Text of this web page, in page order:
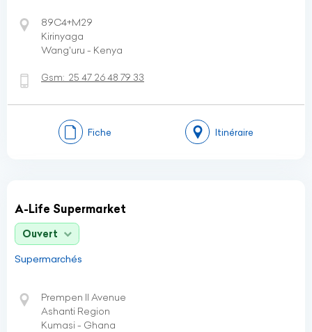
89C4+M29
Kirinyaga
Wang'uru - Kenya
Gsm: 25 47 26 48 79 33
Fiche Itinéraire
A-Life Supermarket
Ouvert
Supermarchés
Prempen II Avenue
Ashanti Region
Kumasi - Ghana